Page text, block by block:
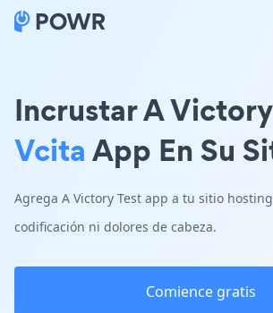
Incrustar A
VcitaApp En Su
Agrega A Victory Test app a tu sitio
codificación ni dolores de cabeza.
Comience gratis